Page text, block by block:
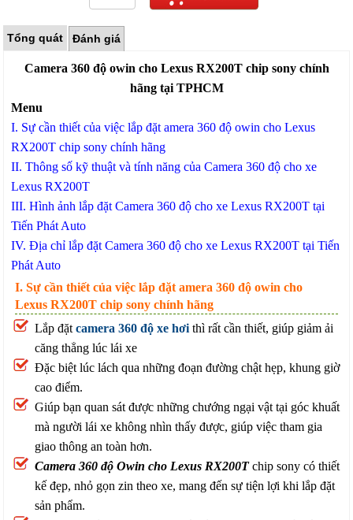
Tổng quát Đánh giá
Camera 360 độ owin cho Lexus RX200T chip sony chính
hãng tại TPHCM
Menu
I. Sự cần thiết của việc lắp đặt amera 360 độ owin cho Lexus
RX200T chip sony chính hãng
II. Thông số kỹ thuật và tính năng của Camera 360 độ cho xe
Lexus RX200T
III. Hình ảnh lắp đặt Camera 360 độ cho xe Lexus RX200T tại
Tiến Phát Auto
IV. Địa chỉ lắp đặt Camera 360 độ cho xe Lexus RX200T tại Tiến
Phát Auto
I. Sự cần thiết của việc lắp đặt amera 360 độ owin cho
Lexus RX200T chip sony chính hãng
Lắp đặtcamera 360 độ xe hơi thì rất cần thiết, giúp giảm ải
căng thẳng lúc lái xe
Đặc biệt lúc lách qua những đoạn đường chật hẹp, khung giờ
cao điểm.
Giúp bạn quan sát được những chướng ngại vật tại góc khuất
mà người lái xe không nhìn thấy được, giúp việc tham gia
giao thông an toàn hơn.
Camera 360 độ Owin cho Lexus RX200Tchip sony có thiết
kế đẹp, nhỏ gọn zin theo xe, mang đến sự tiện lợi khi lắp đặt
sản phẩm.